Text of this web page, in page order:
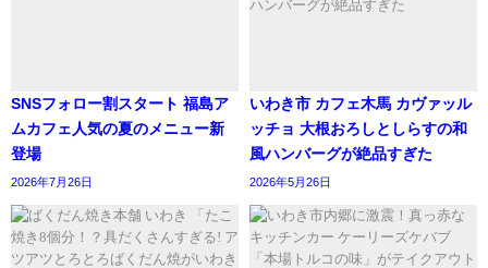
SNSフォロー割スタート 福島ア
ムカフェ人気の夏のメニュー新
登場
2026年7月26日
いわき市 カフェ木馬 カヴァッル
ッチョ 大根おろしとしらすの和
風ハンバーグが絶品すぎた
2026年5月26日